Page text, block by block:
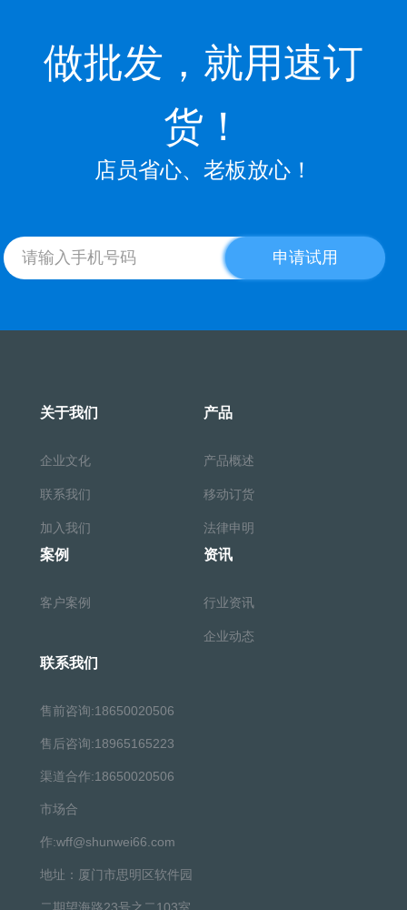
做批发，就用速订
货！
店员省心、老板放心！
申请试用
关于我们
企业文化
联系我们
加入我们
产品
产品概述
移动订货
法律申明
案例
客户案例
资讯
行业资讯
企业动态
联系我们
售前咨询:18650020506
售后咨询:18965165223
渠道合作:18650020506
市场合
作:wff@shunwei66.com
地址：厦门市思明区软件园